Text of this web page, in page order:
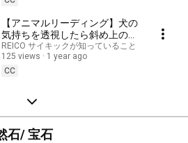
【アニマルリーディング】犬の
気持ちを透視したら斜め上の返
答が！知らない方が良いことも
ある？ミニチュアダックスフン
ト君と飼い主の関係性
REICO サイキックが知っていること
125 views
1 year ago
CC
石/ 宝石